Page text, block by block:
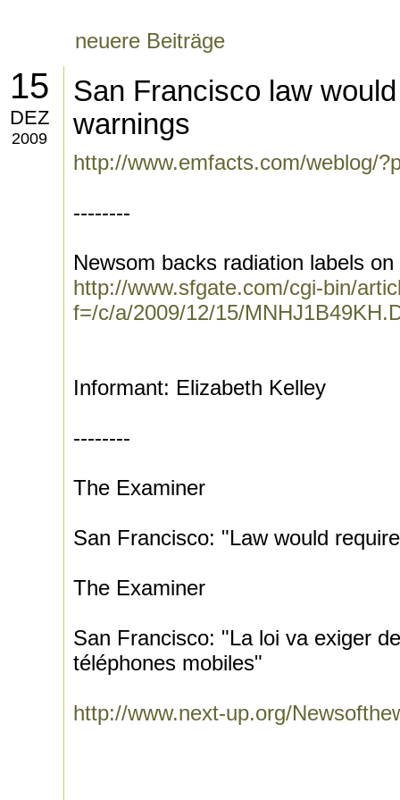
neuere Beiträge
15
DEZ
2009
San Francisco law
warnings
http://www.emfacts.com/weblog/
--------
Newsom backs radiation labels
http://www.sfgate.com/cgi-bin/
f=/c/a/2009/12/15/
Informant: Elizabeth Kelley
--------
The Examiner
San Francisco: "Law would
The Examiner
San Francisco: "La loi va exiger
téléphones mobiles"
http://www.next-up.org/